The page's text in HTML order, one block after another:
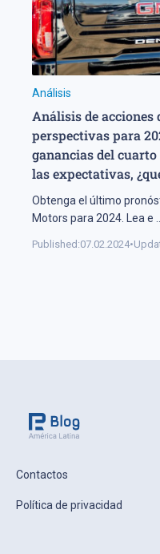
Análisis
Análisis de acciones
perspectivas para
ganancias del
las expectativas,
Obtenga el último
Motors para 2024. Lea e
Published:07.02.2024•
Contactos
Política de privacidad